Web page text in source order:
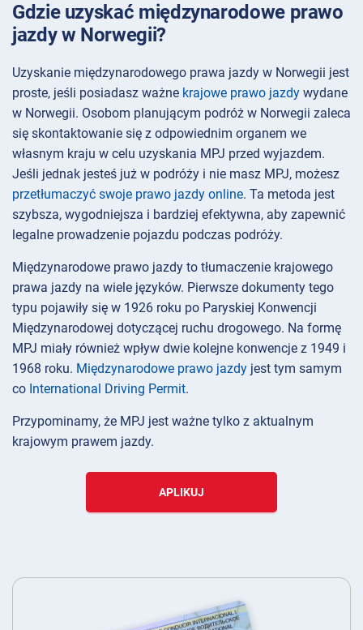
Gdzie uzyskać międzynarodowe prawo
jazdy w Norwegii?
Uzyskanie międzynarodowego prawa jazdy w Norwegii jest
proste, jeśli posiadasz ważne krajowe prawo jazdy wydane
w Norwegii. Osobom planującym podróż w Norwegii zaleca
się skontaktowanie się z odpowiednim organem we
własnym kraju w celu uzyskania MPJ przed wyjazdem.
Jeśli jednak jesteś już w podróży i nie masz MPJ, możesz
przetłumaczyć swoje prawo jazdy online. Ta metoda jest
szybsza, wygodniejsza i bardziej efektywna, aby zapewnić
legalne prowadzenie pojazdu podczas podróży.
Międzynarodowe prawo jazdy to tłumaczenie krajowego
prawa jazdy na wiele języków. Pierwsze dokumenty tego
typu pojawiły się w 1926 roku po Paryskiej Konwencji
Międzynarodowej dotyczącej ruchu drogowego. Na formę
MPJ miały również wpływ dwie kolejne konwencje z 1949 i
1968 roku. Międzynarodowe prawo jazdy jest tym samym
co International Driving Permit.
Przypominamy, że MPJ jest ważne tylko z aktualnym
krajowym prawem jazdy.
APLIKUJ